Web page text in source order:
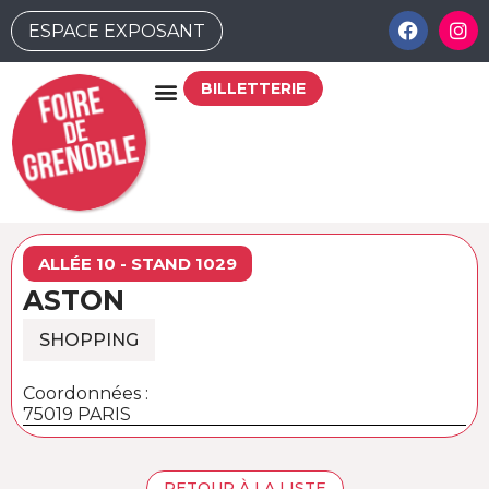
ESPACE EXPOSANT
BILLETTERIE
ALLÉE 10 - STAND 1029
ASTON
SHOPPING
Coordonnées :
75019 PARIS